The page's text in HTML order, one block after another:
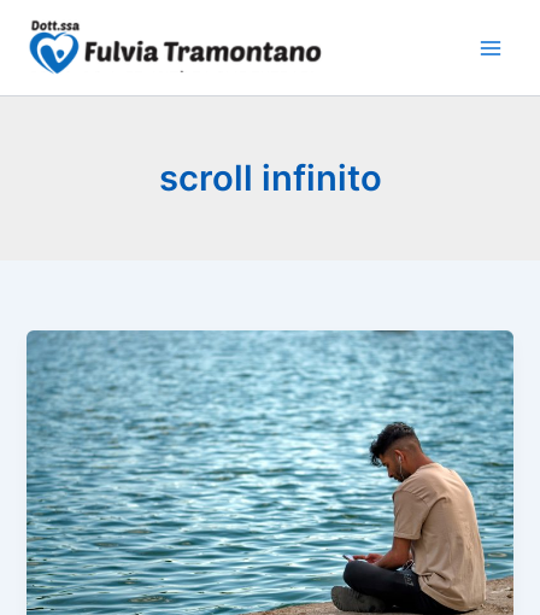
contenuto
scroll infinito